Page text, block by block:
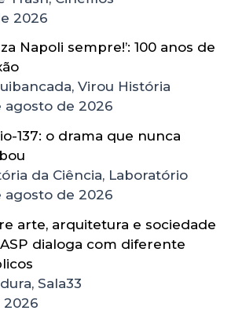
2026
Napoli sempre!’: 100 anos de
Virou História
agosto de 2026
137: o drama que nunca
da Ciência, Laboratório
agosto de 2026
arte, arquitetura e sociedade
dialoga com diferente
Sala33
2026